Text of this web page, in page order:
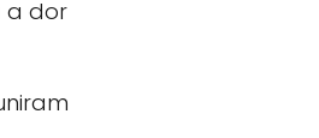
a dor